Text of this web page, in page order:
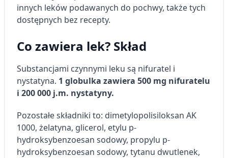
innych leków podawanych do pochwy, także tych
dostępnych bez recepty.
Co zawiera lek? Skład
Substancjami czynnymi leku są nifuratel i
nystatyna. 1 globulka zawiera 500 mg nifuratelu
i 200 000 j.m. nystatyny.
Pozostałe składniki to: dimetylopolisiloksan AK
1000, żelatyna, glicerol, etylu p-
hydroksybenzoesan sodowy, propylu p-
hydroksybenzoesan sodowy, tytanu dwutlenek,